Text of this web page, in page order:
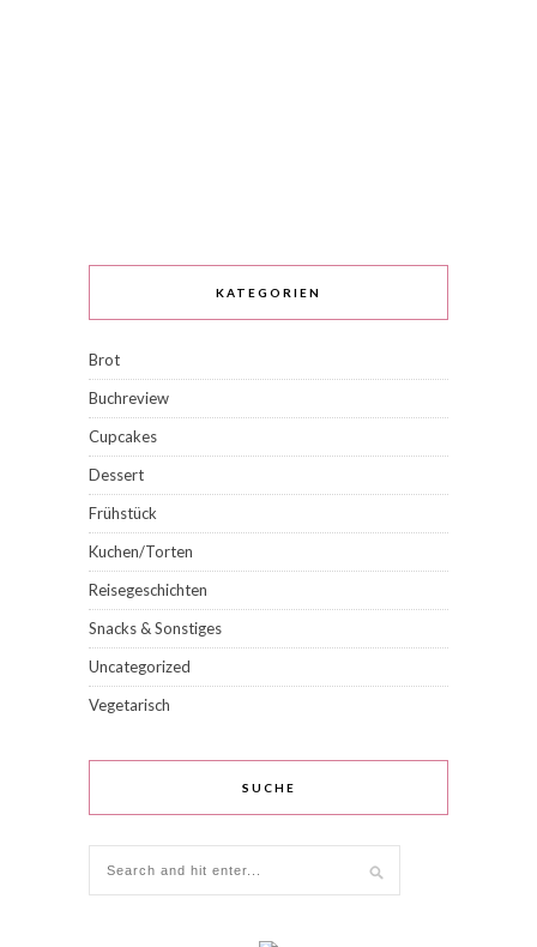
KATEGORIEN
Brot
Buchreview
Cupcakes
Dessert
Frühstück
Kuchen/Torten
Reisegeschichten
Snacks & Sonstiges
Uncategorized
Vegetarisch
SUCHE